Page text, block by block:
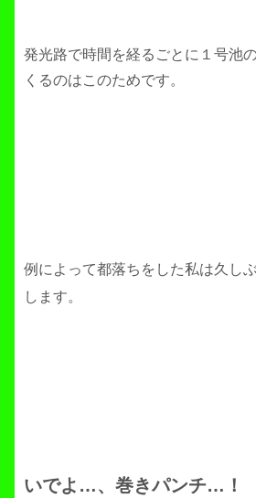
発光路で時間を経るごとに１号池
くるのはこのためです。
例によって都落ちをした私は久し
します。
いでよ…、巻きパンチ…！